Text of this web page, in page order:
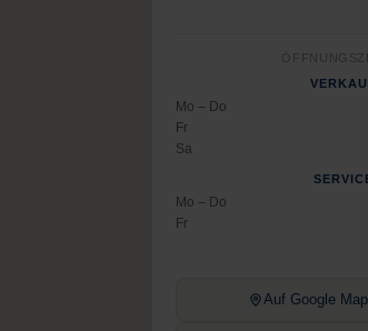
Mo – Do
Fr
Sa
Mo – Do
Fr
Auf Google